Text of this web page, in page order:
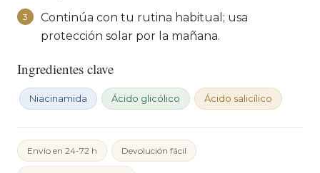
3
Continúa con tu rutina habitual; usa
protección solar por la mañana.
Ingredientes clave
Niacinamida Ácido glicólico Ácido salicílico
Envío en 24-72 h Devolución fácil